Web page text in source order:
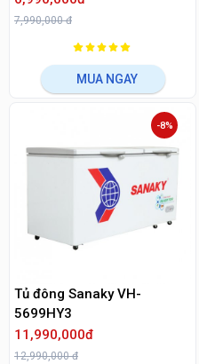
7,990,000 đ
MUA NGAY
Tủ đông Sanaky VH-
5699HY3
11,990,000đ
12,990,000 đ
-8%